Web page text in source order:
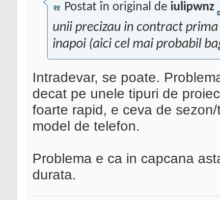
Postat în original de iulipwnz
unii precizau in contract
inapoi (aici cel mai probabil
Intradevar, se poate.
decat pe unele tipuri de
foarte rapid, e ceva de
model de telefon.
Problema e ca in capcana
durata.